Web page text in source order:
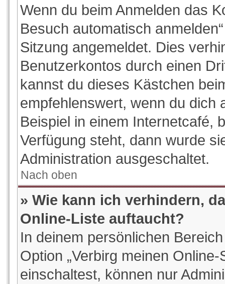
Wenn du beim Anmelden das
Besuch automatisch
Sitzung angemeldet. Dies
Benutzerkontos durch einen
kannst du dieses Kästchen
empfehlenswert, wenn du dich
Beispiel in einem Internetcafé,
Verfügung steht, dann wurde
Administration ausgeschaltet.
Nach oben
» Wie kann ich verhindern,
Online-Liste auftaucht?
In deinem persönlichen
Option „Verbirg meinen
einschaltest, können nur